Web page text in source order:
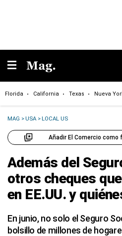
Florida California Texas Nueva
MAG >USA >LOCAL US
Añadir El Comercio
Además del
otros cheques
en EE.UU. y
En junio, no solo el Seguro
bolsillo de millones de